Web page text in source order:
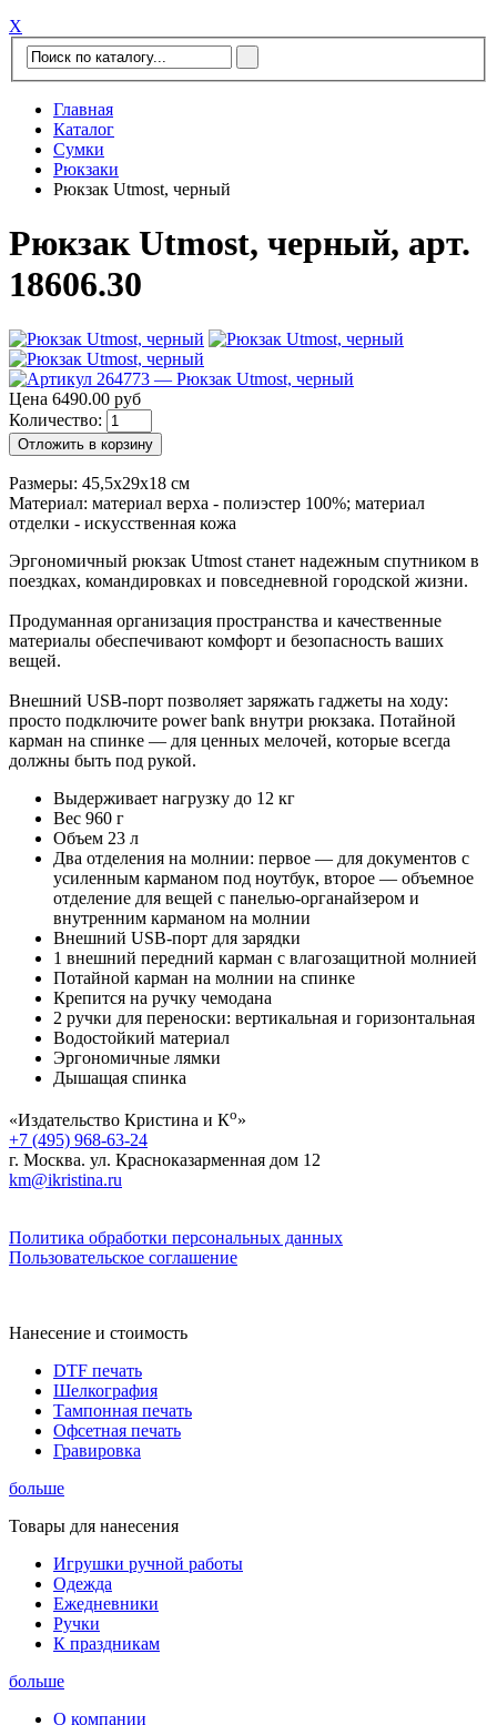
Х
Главная
Каталог
Сумки
Рюкзаки
Рюкзак Utmost, черный
Рюкзак Utmost, черный, арт.
18606.30
Цена 6490.00 руб
Количество:
Отложить в корзину
Размеры: 45,5x29x18 см
Материал: материал верха - полиэстер 100%; материал
отделки - искусственная кожа
Эргономичный рюкзак Utmost станет надежным спутником в
поездках, командировках и повседневной городской жизни.
Продуманная организация пространства и качественные
материалы обеспечивают комфорт и безопасность ваших
вещей.
Внешний USB‑порт позволяет заряжать гаджеты на ходу:
просто подключите power bank внутри рюкзака. Потайной
карман на спинке — для ценных мелочей, которые всегда
должны быть под рукой.
Выдерживает нагрузку до 12 кг
Вес 960 г
Объем 23 л
Два отделения на молнии: первое — для документов с
усиленным карманом под ноутбук, второе — объемное
отделение для вещей с панелью‑органайзером и
внутренним карманом на молнии
Внешний USB-порт для зарядки
1 внешний передний карман с влагозащитной молнией
Потайной карман на молнии на спинке
Крепится на ручку чемодана
2 ручки для переноски: вертикальная и горизонтальная
Водоcтойкий материал
Эргономичные лямки
Дышащая спинка
«Издательство Кристина и Ко»
+7 (495) 968-63-24
г. Москва. ул. Красноказарменная дом 12
km@ikristina.ru
Политика обработки персональных данных
Пользовательское соглашение
Нанесение и стоимость
DTF печать
Шелкография
Тампонная печать
Офсетная печать
Гравировка
больше
Товары для нанесения
Игрушки ручной работы
Одежда
Ежедневники
Ручки
К праздникам
больше
О компании